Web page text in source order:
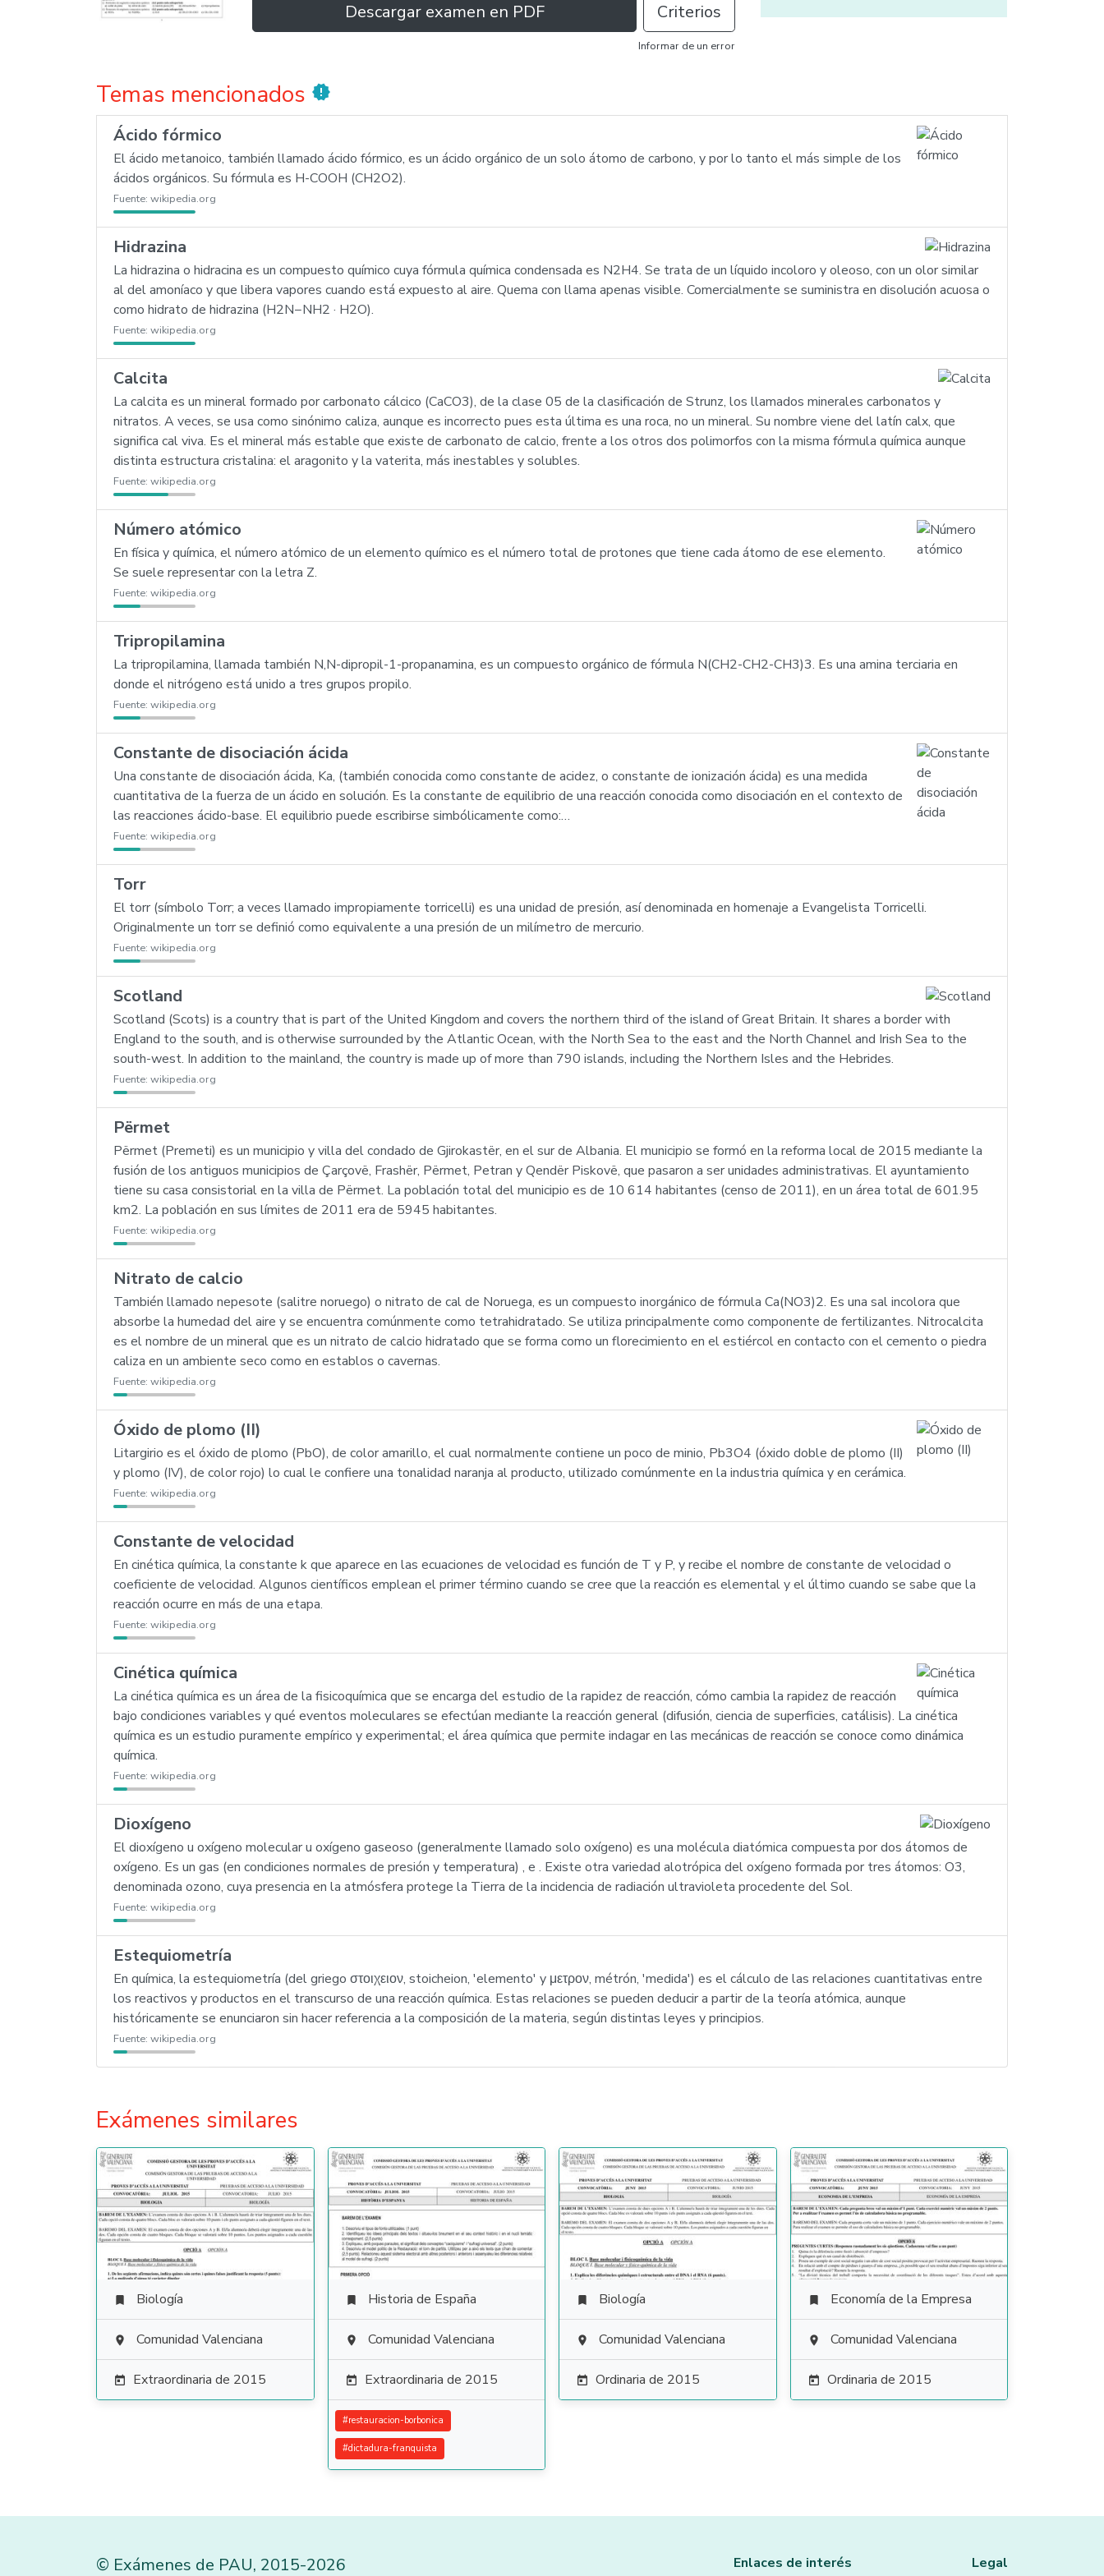
Descargar examen en PDF Criterios
Informar de un error
Temas mencionados new_releases
Ácido fórmico
El ácido metanoico, también llamado ácido fórmico, es un ácido orgánico de un solo átomo de carbono, y por lo tanto el más simple de los
ácidos orgánicos. Su fórmula es H-COOH (CH2O2).
Fuente: wikipedia.org
Hidrazina
La hidrazina o hidracina es un compuesto químico cuya fórmula química condensada es N2H4. Se trata de un líquido incoloro y oleoso, con un olor similar
al del amoníaco y que libera vapores cuando está expuesto al aire. Quema con llama apenas visible. Comercialmente se suministra en disolución acuosa o
como hidrato de hidrazina (H2N−NH2 · H2O).
Fuente: wikipedia.org
Calcita
La calcita es un mineral formado por carbonato cálcico (CaCO3), de la clase 05 de la clasificación de Strunz, los llamados minerales carbonatos y
nitratos. A veces, se usa como sinónimo caliza, aunque es incorrecto pues esta última es una roca, no un mineral. Su nombre viene del latín calx, que
significa cal viva. Es el mineral más estable que existe de carbonato de calcio, frente a los otros dos polimorfos con la misma fórmula química aunque
distinta estructura cristalina: el aragonito y la vaterita, más inestables y solubles.
Fuente: wikipedia.org
Número atómico
En física y química, el número atómico de un elemento químico es el número total de protones que tiene cada átomo de ese elemento.
Se suele representar con la letra Z.
Fuente: wikipedia.org
Tripropilamina
La tripropilamina, llamada también N,N-dipropil-1-propanamina, es un compuesto orgánico de fórmula N(CH2-CH2-CH3)3. Es una amina terciaria en
donde el nitrógeno está unido a tres grupos propilo.
Fuente: wikipedia.org
Constante de disociación ácida
Una constante de disociación ácida, Ka, (también conocida como constante de acidez, o constante de ionización ácida) es una medida
cuantitativa de la fuerza de un ácido en solución. Es la constante de equilibrio de una reacción conocida como disociación en el contexto de
las reacciones ácido-base. El equilibrio puede escribirse simbólicamente como:…
Fuente: wikipedia.org
Torr
El torr (símbolo Torr; a veces llamado impropiamente torricelli) es una unidad de presión, así denominada en homenaje a Evangelista Torricelli.
Originalmente un torr se definió como equivalente a una presión de un milímetro de mercurio.
Fuente: wikipedia.org
Scotland
Scotland (Scots) is a country that is part of the United Kingdom and covers the northern third of the island of Great Britain. It shares a border with
England to the south, and is otherwise surrounded by the Atlantic Ocean, with the North Sea to the east and the North Channel and Irish Sea to the
south-west. In addition to the mainland, the country is made up of more than 790 islands, including the Northern Isles and the Hebrides.
Fuente: wikipedia.org
Përmet
Përmet (Premeti) es un municipio y villa del condado de Gjirokastër, en el sur de Albania. El municipio se formó en la reforma local de 2015 mediante la
fusión de los antiguos municipios de Çarçovë, Frashër, Përmet, Petran y Qendër Piskovë, que pasaron a ser unidades administrativas. El ayuntamiento
tiene su casa consistorial en la villa de Përmet. La población total del municipio es de 10 614 habitantes (censo de 2011), en un área total de 601.95
km2. La población en sus límites de 2011 era de 5945 habitantes.
Fuente: wikipedia.org
Nitrato de calcio
También llamado nepesote (salitre noruego) o nitrato de cal de Noruega, es un compuesto inorgánico de fórmula Ca(NO3)2. Es una sal incolora que
absorbe la humedad del aire y se encuentra comúnmente como tetrahidratado. Se utiliza principalmente como componente de fertilizantes. Nitrocalcita
es el nombre de un mineral que es un nitrato de calcio hidratado que se forma como un florecimiento en el estiércol en contacto con el cemento o piedra
caliza en un ambiente seco como en establos o cavernas.
Fuente: wikipedia.org
Óxido de plomo (II)
Litargirio es el óxido de plomo (PbO), de color amarillo, el cual normalmente contiene un poco de minio, Pb3O4 (óxido doble de plomo (II)
y plomo (IV), de color rojo) lo cual le confiere una tonalidad naranja al producto, utilizado comúnmente en la industria química y en cerámica.
Fuente: wikipedia.org
Constante de velocidad
En cinética química, la constante k que aparece en las ecuaciones de velocidad es función de T y P, y recibe el nombre de constante de velocidad o
coeficiente de velocidad. Algunos científicos emplean el primer término cuando se cree que la reacción es elemental y el último cuando se sabe que la
reacción ocurre en más de una etapa.
Fuente: wikipedia.org
Cinética química
La cinética química es un área de la fisicoquímica que se encarga del estudio de la rapidez de reacción, cómo cambia la rapidez de reacción
bajo condiciones variables y qué eventos moleculares se efectúan mediante la reacción general (difusión, ciencia de superficies, catálisis). La cinética
química es un estudio puramente empírico y experimental; el área química que permite indagar en las mecánicas de reacción se conoce como dinámica
química.
Fuente: wikipedia.org
Dioxígeno
El dioxígeno u oxígeno molecular u oxígeno gaseoso (generalmente llamado solo oxígeno) es una molécula diatómica compuesta por dos átomos de
oxígeno. Es un gas (en condiciones normales de presión y temperatura) , e . Existe otra variedad alotrópica del oxígeno formada por tres átomos: O3,
denominada ozono, cuya presencia en la atmósfera protege la Tierra de la incidencia de radiación ultravioleta procedente del Sol.
Fuente: wikipedia.org
Estequiometría
En química, la estequiometría (del griego στοιχειον, stoicheion, 'elemento' y μετρον, métrón, 'medida') es el cálculo de las relaciones cuantitativas entre
los reactivos y productos en el transcurso de una reacción química. Estas relaciones se pueden deducir a partir de la teoría atómica, aunque
históricamente se enunciaron sin hacer referencia a la composición de la materia, según distintas leyes y principios.
Fuente: wikipedia.org
Exámenes similares
 Biología
 Comunidad Valenciana
 Extraordinaria de 2015
 Historia de España
 Comunidad Valenciana
 Extraordinaria de 2015
#restauracion-borbonica
#dictadura-franquista
 Biología
 Comunidad Valenciana
 Ordinaria de 2015
 Economía de la Empresa
 Comunidad Valenciana
 Ordinaria de 2015
© Exámenes de PAU, 2015-2026 Enlaces de interés Legal